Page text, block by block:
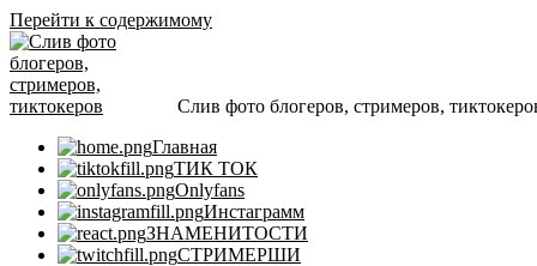
Перейти к содержимому
Слив фото блогеров, стримеров,
Главная
ТИК ТОК
Onlyfans
Инстаграмм
ЗНАМЕНИТОСТИ
СТРИМЕРШИ